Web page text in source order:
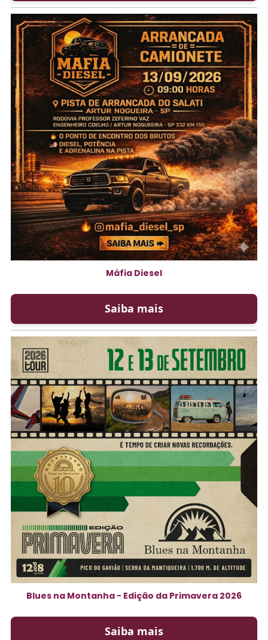
Máfia Diesel
Saiba mais
Blues na Montanha - Edição da Primavera 2026
Saiba mais